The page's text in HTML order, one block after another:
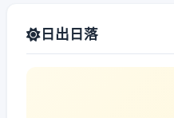
日出日落